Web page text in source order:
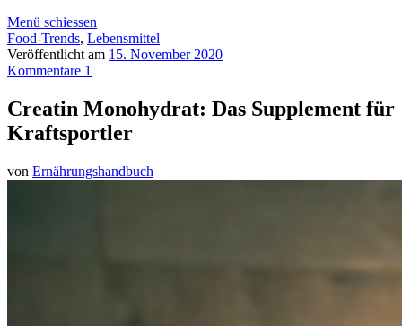
Menü schiessen
Food-Trends, Lebensmittel
Veröffentlicht am 15. November 2020
Kommentare 1
Creatin Monohydrat: Das Supplement für
Kraftsportler
von Ernährungshandbuch